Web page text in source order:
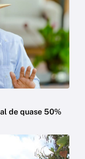
de quase 50%